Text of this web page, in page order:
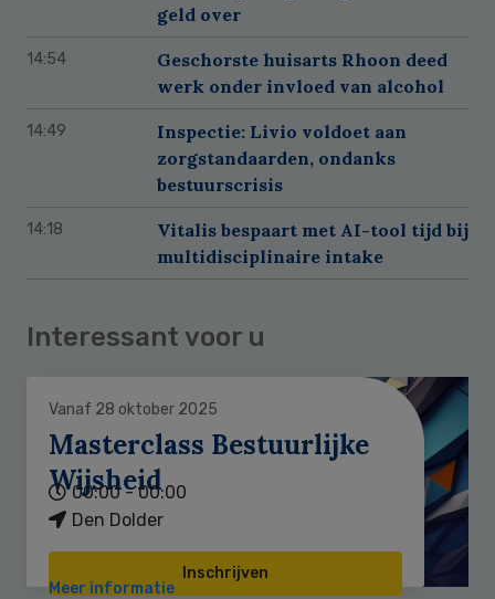
geld over
14:54
Geschorste huisarts Rhoon deed
werk onder invloed van alcohol
14:49
Inspectie: Livio voldoet aan
zorgstandaarden, ondanks
bestuurscrisis
14:18
Vitalis bespaart met AI-tool tijd bij
multidisciplinaire intake
Interessant voor u
Vanaf 28 oktober 2025
Masterclass Bestuurlijke
Wijsheid
00:00 - 00:00
Den Dolder
Inschrijven
Meer informatie